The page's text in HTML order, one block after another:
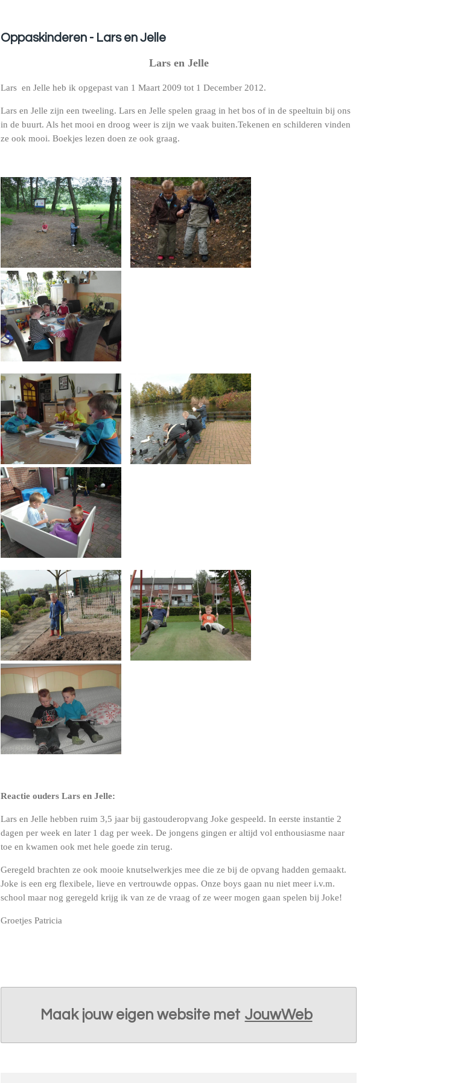
Oppaskinderen - Lars en Jelle
Lars en Jelle
Lars en Jelle heb ik opgepast van 1 Maart 2009 tot 1 December 2012.
Lars en Jelle zijn een tweeling. Lars en Jelle spelen graag in het bos of in de speeltuin bij ons
in de buurt. Als het mooi en droog weer is zijn we vaak buiten.Tekenen en schilderen vinden
ze ook mooi. Boekjes lezen doen ze ook graag.
Reactie ouders Lars en Jelle:
Lars en Jelle hebben ruim 3,5 jaar bij gastouderopvang Joke gespeeld. In eerste instantie 2
dagen per week en later 1 dag per week. De jongens gingen er altijd vol enthousiasme naar
toe en kwamen ook met hele goede zin terug.
Geregeld brachten ze ook mooie knutselwerkjes mee die ze bij de opvang hadden gemaakt.
Joke is een erg flexibele, lieve en vertrouwde oppas. Onze boys gaan nu niet meer i.v.m.
school maar nog geregeld krijg ik van ze de vraag of ze weer mogen gaan spelen bij Joke!
Groetjes Patricia
Maak jouw eigen website met JouwWeb